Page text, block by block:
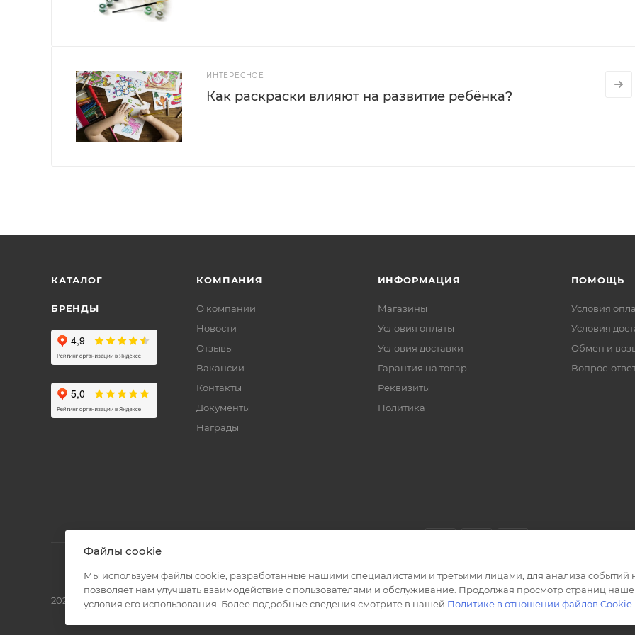
ИНТЕРЕСНОЕ
Как раскраски влияют на развитие ребёнка?
КАТАЛОГ
БРЕНДЫ
КОМПАНИЯ
О компании
Новости
Отзывы
Вакансии
Контакты
Документы
Награды
ИНФОРМАЦИЯ
Магазины
Условия оплаты
Условия доставки
Гарантия на товар
Реквизиты
Политика
ПОМОЩЬ
Условия
Условия
Обмен и
Вопрос-
2026 © Полиграф кит - интернет-магазин
Файлы cookie
Мы используем файлы cookie, разработанные нашими специалистами и третьими лицами, для анализа событий
позволяет нам улучшать взаимодействие с пользователями и обслуживание. Продолжая просмотр страниц
условия его использования. Более подробные сведения смотрите в нашей Политике в отношении файлов Cookie